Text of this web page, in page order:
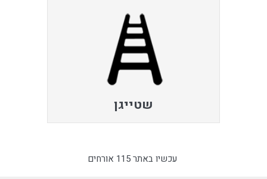
שטייגן
עכשיו באתר 115 אורחים